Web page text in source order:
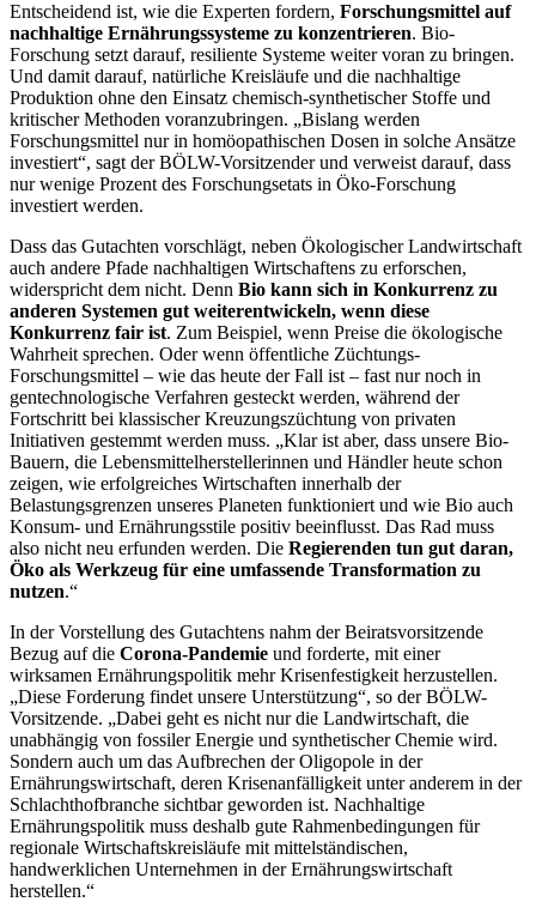
Entscheidend ist, wie die Experten fordern, Forschungsmittel auf
nachhaltige Ernährungssysteme zu konzentrieren. Bio-
Forschung setzt darauf, resiliente Systeme weiter voran zu bringen.
Und damit darauf, natürliche Kreisläufe und die nachhaltige
Produktion ohne den Einsatz chemisch-synthetischer Stoffe und
kritischer Methoden voranzubringen. „Bislang werden
Forschungsmittel nur in homöopathischen Dosen in solche Ansätze
investiert“, sagt der BÖLW-Vorsitzender und verweist darauf, dass
nur wenige Prozent des Forschungsetats in Öko-Forschung
investiert werden.
Dass das Gutachten vorschlägt, neben Ökologischer Landwirtschaft
auch andere Pfade nachhaltigen Wirtschaftens zu erforschen,
widerspricht dem nicht. Denn Bio kann sich in Konkurrenz zu
anderen Systemen gut weiterentwickeln, wenn diese
Konkurrenz fair ist. Zum Beispiel, wenn Preise die ökologische
Wahrheit sprechen. Oder wenn öffentliche Züchtungs-
Forschungsmittel – wie das heute der Fall ist – fast nur noch in
gentechnologische Verfahren gesteckt werden, während der
Fortschritt bei klassischer Kreuzungszüchtung von privaten
Initiativen gestemmt werden muss. „Klar ist aber, dass unsere Bio-
Bauern, die Lebensmittelherstellerinnen und Händler heute schon
zeigen, wie erfolgreiches Wirtschaften innerhalb der
Belastungsgrenzen unseres Planeten funktioniert und wie Bio auch
Konsum- und Ernährungsstile positiv beeinflusst. Das Rad muss
also nicht neu erfunden werden. Die Regierenden tun gut daran,
Öko als Werkzeug für eine umfassende Transformation zu
nutzen.“
In der Vorstellung des Gutachtens nahm der Beiratsvorsitzende
Bezug auf die Corona-Pandemie und forderte, mit einer
wirksamen Ernährungspolitik mehr Krisenfestigkeit herzustellen.
„Diese Forderung findet unsere Unterstützung“, so der BÖLW-
Vorsitzende. „Dabei geht es nicht nur die Landwirtschaft, die
unabhängig von fossiler Energie und synthetischer Chemie wird.
Sondern auch um das Aufbrechen der Oligopole in der
Ernährungswirtschaft, deren Krisenanfälligkeit unter anderem in der
Schlachthofbranche sichtbar geworden ist. Nachhaltige
Ernährungspolitik muss deshalb gute Rahmenbedingungen für
regionale Wirtschaftskreisläufe mit mittelständischen,
handwerklichen Unternehmen in der Ernährungswirtschaft
herstellen.“